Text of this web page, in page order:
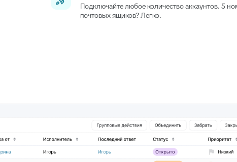
Подключайте любое количество аккаунтов. 5
почтовых ящиков? Легко.